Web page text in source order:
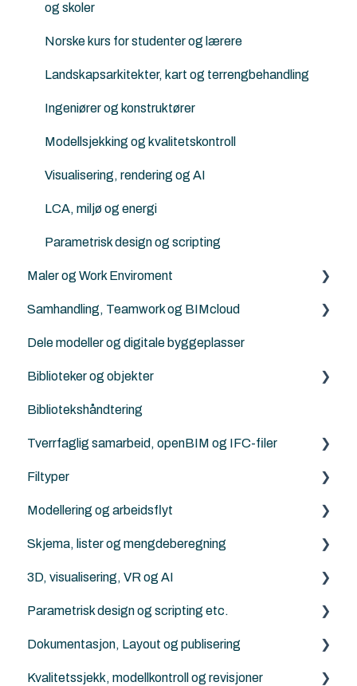
og skoler
Norske kurs for studenter og lærere
Landskapsarkitekter, kart og terrengbehandling
Ingeniører og konstruktører
Modellsjekking og kvalitetskontroll
Visualisering, rendering og AI
LCA, miljø og energi
Parametrisk design og scripting
Maler og Work Enviroment
Maler
Attributter
Work Enviroment
Migrerering mellom versjoner
Samhandling, Teamwork og BIMcloud
Generelt
Feilsøking
Rutiner
Andre samhandlingsløsninger
Dele modeller og digitale byggeplasser
Biblioteker og objekter
Egendefinerte objekter
Norske tilleggs objekt-bibiloteker
Archicad standard biblioteker
Bibliotekshåndtering
Tverrfaglig samarbeid, openBIM og IFC-filer
IFC generelt
Archicad
Revit
Solibri
IFC Viewers/Verktøy
Filtyper
PDF
DXF/DWG File (.dxf, .dwg)
Punktsky
FBX (.fbx)
Archicad filtyper (.pln, .pla, .tpl and .mod etc.)
KOF
Modellering og arbeidsflyt
Archicad
ArchiFrame
Skjema, lister og mengdeberegning
Archicad
Solibri
3D, visualisering, VR og AI
Archicad
Twinmotion
AI Visualizer
Parametrisk design og scripting etc.
Python for Archicad
PARAM-O for Archicad
Dokumentasjon, Layout og publisering
Archicad
Kvalitetssjekk, modellkontroll og revisjoner